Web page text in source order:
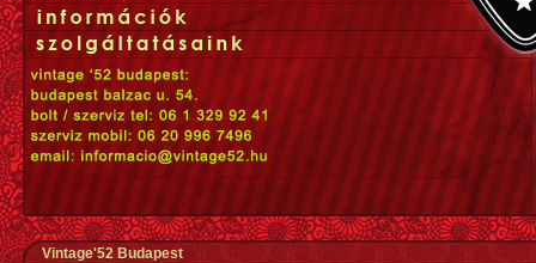
Vintage'52 Budapest